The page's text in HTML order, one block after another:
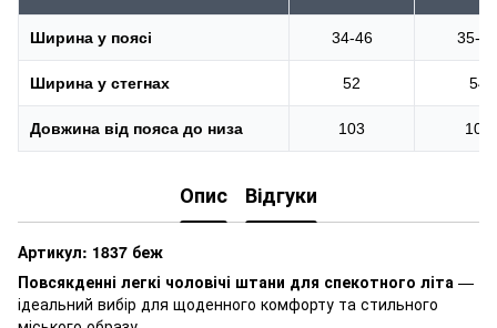
Ширина у поясі 34-46 35-48
Ширина у стегнах 52 54
Довжина від пояса до низа 103 105
Опис Відгуки
Артикул: 1837 беж
Повсякденні легкі чоловічі штани для спекотного літа —
ідеальний вибір для щоденного комфорту та стильного